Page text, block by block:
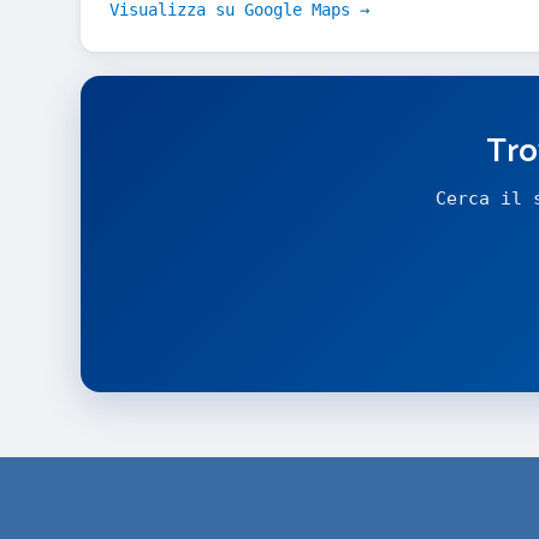
Visualizza su Google Maps →
Cerca il